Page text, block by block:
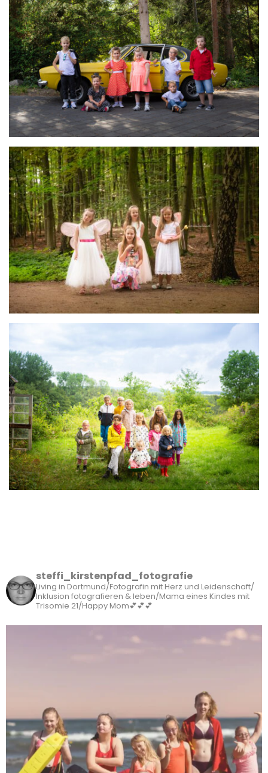
steffi_kirstenpfad_fotografie
Living in Dortmund/Fotografin mit Herz und Leidenschaft/
Inklusion fotografieren & leben/Mama eines Kindes mit
Trisomie 21/Happy Mom💕💕💕